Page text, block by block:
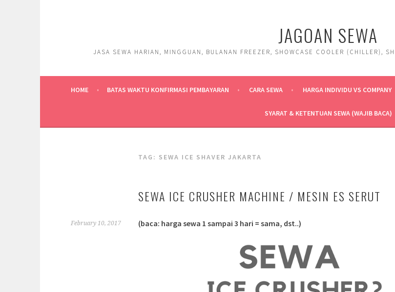
JAGOAN SEWA
JASA SEWA HARIAN, MINGGUAN, BULANAN FREEZER, SHOWCASE COOLER (CHILLER),
HOME BATAS WAKTU KONFIRMASI PEMBAYARAN CARA SEWA HARGA INDIVIDU VS COMPANY
SYARAT & KETENTUAN SEWA (WAJIB BACA)
TAG: SEWA ICE SHAVER JAKARTA
SEWA ICE CRUSHER MACHINE / MESIN ES SERUT
February 10, 2017 (baca: harga sewa 1 sampai 3 hari = sama, dst..)